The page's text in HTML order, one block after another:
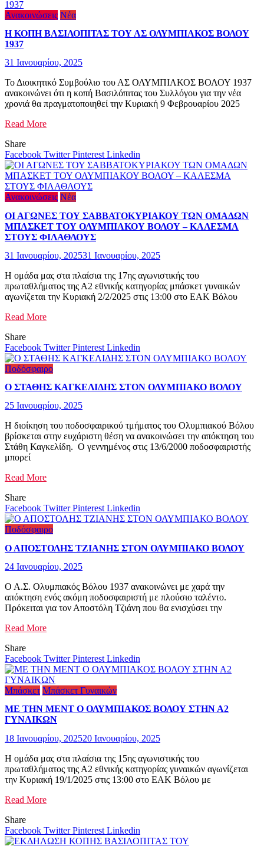
Ανακοινώσεις Νέα
Η ΚΟΠΗ ΒΑΣΙΛΟΠΙΤΑΣ ΤΟΥ ΑΣ ΟΛΥΜΠΙΑΚΟΣ ΒΟΛΟΥ
1937
31 Ιανουαρίου, 2025
Το Διοικητικό Συμβούλιο του ΑΣ ΟΛΥΜΠΙΑΚΟΣ ΒΟΛΟΥ 1937
ανακοινώνει ότι η κοπή Βασιλόπιτας του Συλλόγου για την νέα
χρονιά θα πραγματοποιηθεί την Κυριακή 9 Φεβρουαρίου 2025
Read More
Share
Facebook TwitterPinterestLinkedin
Ανακοινώσεις Νέα
ΟΙ ΑΓΩΝΕΣ ΤΟΥ ΣΑΒΒΑΤΟΚΥΡΙΑΚΟΥ ΤΩΝ ΟΜΑΔΩΝ
ΜΠΑΣΚΕΤ ΤΟΥ ΟΛΥΜΠΙΑΚΟΥ ΒΟΛΟΥ – ΚΑΛΕΣΜΑ
ΣΤΟΥΣ ΦΙΛΑΘΛΟΥΣ
31 Ιανουαρίου, 202531 Ιανουαρίου, 2025
Η ομάδα μας στα πλαίσια της 17ης αγωνιστικής του
πρωταθλήματος της Α2 εθνικής κατηγορίας μπάσκετ γυναικών
αγωνίζεται την Κυριακή 2/2/2025 στις 13:00 στο ΕΑΚ Βόλου
Read More
Share
Facebook TwitterPinterest Linkedin
Ποδόσφαιρο
Ο ΣΤΑΘΗΣ ΚΑΓΚΕΛΙΔΗΣ ΣΤΟΝ ΟΛΥΜΠΙΑΚΟ ΒΟΛΟΥ
25 Ιανουαρίου, 2025
Η διοίκηση του ποδοσφαιρικού τμήματος του Ολυμπιακού Βόλου
βρίσκεται στην ευχάριστη θέση να ανακοινώσει την απόκτηση του
Στάθη Καγκελίδη. Ο γεννημένος στις 13/6/2000 ποδοσφαιριστής
μπορεί
Read More
Share
Facebook TwitterPinterestLinkedin
Ποδόσφαιρο
Ο ΑΠΟΣΤΟΛΗΣ ΤΖΙΑΝΗΣ ΣΤΟΝ ΟΛΥΜΠΙΑΚΟ ΒΟΛΟΥ
24 Ιανουαρίου, 2025
Ο Α.Σ. Ολυμπιακός Βόλου 1937 ανακοινώνει με χαρά την
απόκτηση ενός ακόμη ποδοσφαιριστή με πλούσιο ταλέντο.
Πρόκειται για τον Αποστόλη Τζιάνη που θα ενισχύσει την
Read More
Share
Facebook TwitterPinterest Linkedin
Μπάσκετ Μπάσκετ Γυναικών
ΜΕ ΤΗΝ ΜΕΝΤ Ο ΟΛΥΜΠΙΑΚΟΣ ΒΟΛΟΥ ΣΤΗΝ Α2
ΓΥΝΑΙΚΩΝ
18 Ιανουαρίου, 202520 Ιανουαρίου, 2025
Η ομάδα μας στα πλαίσια της 15ης αγωνιστικής του
πρωταθλήματος της Α2 εθνικής κατηγορίας γυναικών αγωνίζεται
την Κυριακή 19/1/2025 στις 13:00 στο ΕΑΚ Βόλου με
Read More
Share
Facebook TwitterPinterest Linkedin